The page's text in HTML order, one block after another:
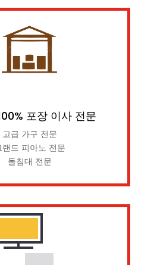
포장 이사 전문
고급 가구 전문
랜드 피아노 전문
돌침대 전문